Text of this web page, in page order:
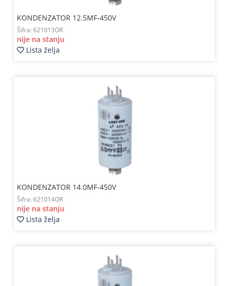
KONDENZATOR 12.5MF-450V
Šifra: 621013OR
nije na stanju
Lista želja
KONDENZATOR 14.0MF-450V
Šifra: 621014OR
nije na stanju
Lista želja